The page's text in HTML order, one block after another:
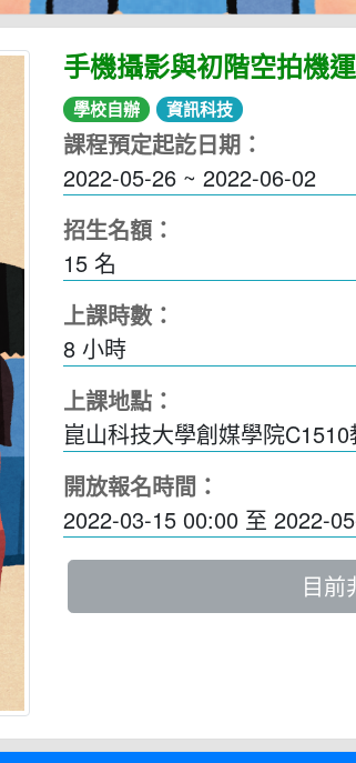
手機攝影與初階空拍機
學校自辦 資訊科技
課程預定起訖日期：
2022-05-26 ~ 2022-06-02
招生名額：
15 名
上課時數：
8小時
上課地點：
崑山科技大學創媒學院
開放報名時間：
2022-03-15 00:00 至 2022-
目前